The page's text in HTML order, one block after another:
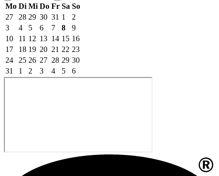
Mo Di Mi Do Fr Sa So
27
28 29 30 31 1
2
3
4 5 6 7 8
9
10
11 12 13 14 15 16
17
18 19 20 21 22 23
24
25 26 27 28 29 30
31
1 2 3 4 5 6